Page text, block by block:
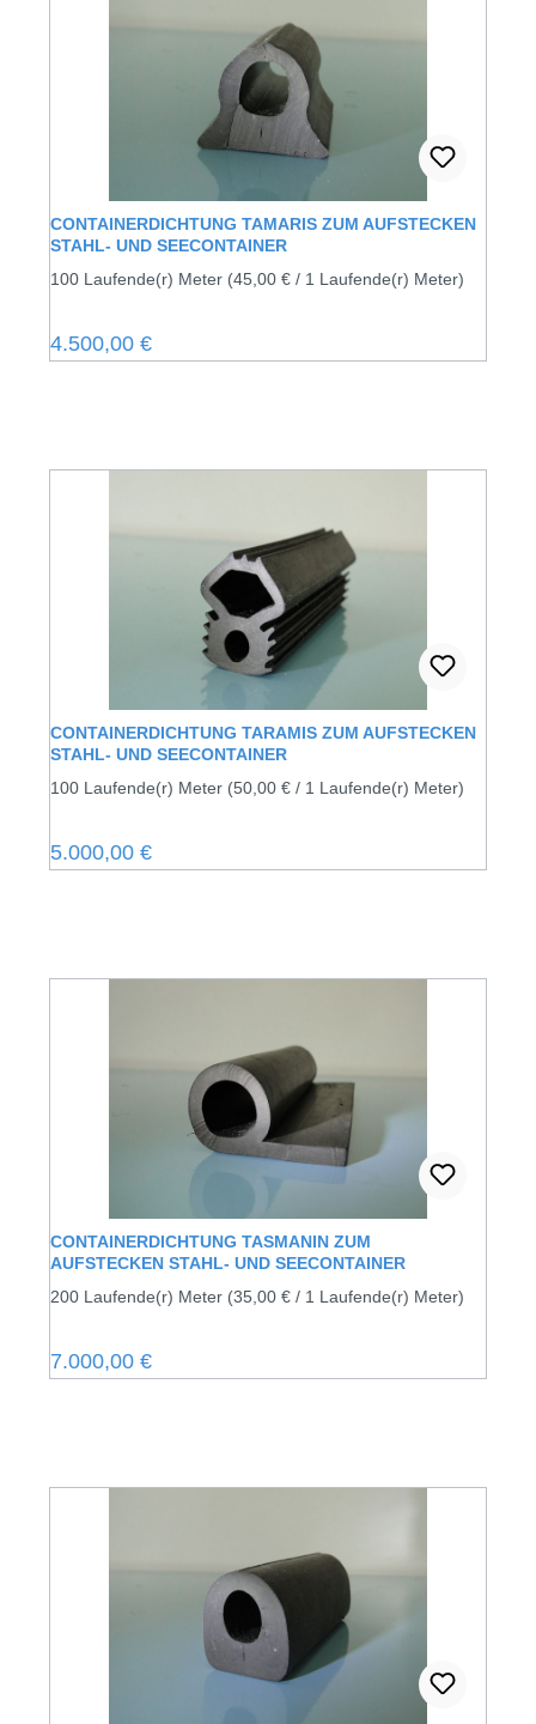
CONTAINERDICHTUNG TAMARIS ZUM AUFSTECKEN
STAHL- UND SEECONTAINER
100 Laufende(r) Meter (45,00 € / 1 Laufende(r) Meter)
Regulärer Preis:
4.500,00 €
CONTAINERDICHTUNG TARAMIS ZUM AUFSTECKEN
STAHL- UND SEECONTAINER
100 Laufende(r) Meter (50,00 € / 1 Laufende(r) Meter)
Regulärer Preis:
5.000,00 €
CONTAINERDICHTUNG TASMANIN ZUM
AUFSTECKEN STAHL- UND SEECONTAINER
200 Laufende(r) Meter (35,00 € / 1 Laufende(r) Meter)
Regulärer Preis:
7.000,00 €